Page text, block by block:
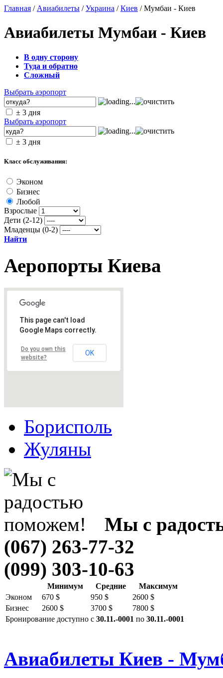
Главная / Авиабилеты /Украина /Киев / Мумбаи - Киев
Авиабилеты Мумбаи - Киев
В одну сторону
Туда и обратно
Сложный
Выбрать аэропорт
± 3 дня
Выбрать аэропорт
± 3 дня
Класс обслуживания:
Эконом
Бизнес
Любой
Взрослые
Дети (2-12)
Младенцы (0-2)
Найти
Аеропорты Киева
This page can't load
Google Maps correctly.
Do you own this
website?
OK
Борисполь
Жуляны
Мы с
(067) 263-77-32
(099) 303-10-63
Минимум Средние
Максимум
Эконом
670 $ 950 $
2600 $
Бизнес
2600 $ 3700 $
7800 $
Бронирование доступно с 30.11.-0001 по 30.11.-0001
Авиабилеты Киев -